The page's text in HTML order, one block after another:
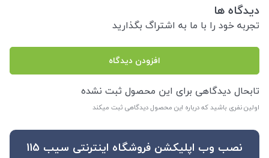
دیدگاه ها
تجربه خود را با ما به اشتراگ بگذارید
افزودن دیدگاه
تابحال دیدگاهی برای این محصول ثبت نشده
اولین نفری باشید که درباره این محصول دیدگاهی ثبت میکند
نصب وب اپلیکشن فروشگاه اینترنتی سیب 115